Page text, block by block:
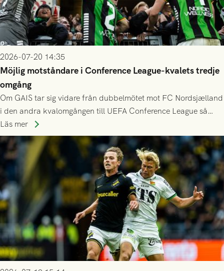
2026-07-20 14:35
Möjlig motståndare i Conference League-kvalets tredje
omgång
Om GAIS tar sig vidare från dubbelmötet mot FC Nordsjælland
i den andra kvalomgången till UEFA Conference League så
spelas den tredje kvalomgången kort därpå. Motståndare blir
då vinnaren i mötet mellan isländska Valur och HŠK Zrinjski
Mostar från Bosnien och Hercegovina.
Läs mer